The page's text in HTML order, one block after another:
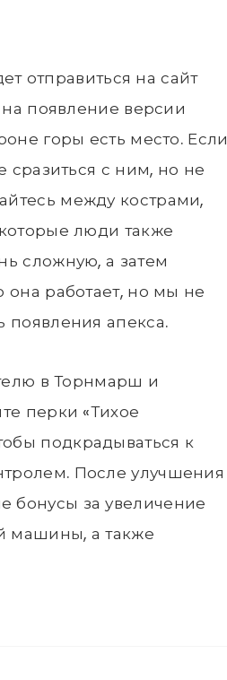
отправиться на сайт
появление версии
горы есть место. Если
сразиться с ним, но не
между кострами,
люди также
сложную, а затем
она работает, но мы не
появления апекса.
в Торнмарш и
перки «Тихое
подкрадываться к
После улучшения
бонусы за увеличение
машины, а также